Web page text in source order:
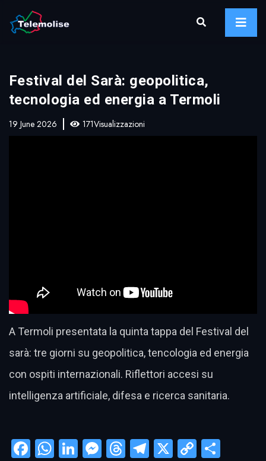
Festival del Sarà: geopolitica,
tecnologia ed energia a Termoli
19 June 2026 171Visualizzazioni
A Termoli presentata la quinta tappa del Festival del
sarà: tre giorni su geopolitica, tencologia ed energia
con ospiti internazionali. Riflettori accesi su
intelligenza artificiale, difesa e ricerca sanitaria.
Facebook
WhatsApp
LinkedIn
Messenger
Threads
Telegram
X
Copy